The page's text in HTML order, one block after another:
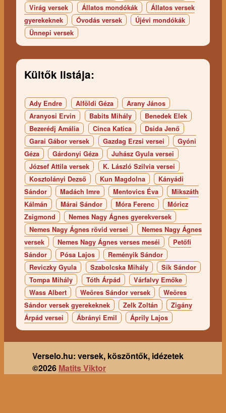
Virág versek
Állatos mondókák
Állatos versek
gyerekeknek
Óvodás versek
Újévi mondókák
Ünnepi versek
Kültők listája:
Ady Endre Alföldi Géza
Arany János
Aranyosi Ervin
Babits Mihály
Benedek Elek
Bezerédj Amália
Cinca Katica
Dsida Jenő
Garai Gábor versek
Gazdag Erzsi versei
Gyóni
Géza
Gárdonyi Géza
Juhász Gyula versei
József Attila versek
K. László Szilvia versei
Kosztolányi Dezső
Kun Magdolna
Kányádi
Sándor
Madách Imre Mentovics Éva
Mikszáth
Kálmán
Márai Sándor Móra Ferenc
Móricz
Zsigmond
Nemes Nagy Ágnes gyerekversek
Nemes Nagy Ágnes rövid versei
Nemes Nagy Ágnes
versek
Nemes Nagy Ágnes verses meséi
Petőfi
Sándor
Pósa Lajos
Reményik Sándor
Reviczky Gyula
Szabolcska Mihály
Sík Sándor
Tompa Mihály
Tóth Árpád
Várfalvy Emőke
Wass Albert
Weöres Sándor versek
Weöres
Sándor versek gyerekeknek
Zelk Zoltán
Zigány
Árpád versei
Ábrányi Emil Áprily Lajos
Verselo.hu: versek, köszöntők, idézetek
©2026 Matits Viktor